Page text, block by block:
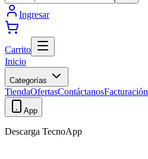
Ingresar
Carrito
Inicio
Categorías
TiendaOfertasContáctanosFacturación
App
Descarga TecnoApp